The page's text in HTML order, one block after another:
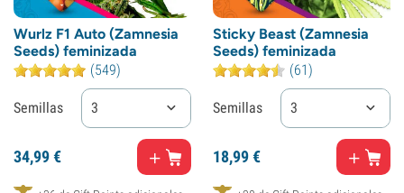
Wurlz F1 Auto (Zamnesia
Seeds) feminizada
(549)
Semillas 3
34,99€
Sticky Beast (Zamnesia
Seeds) feminizada
(61)
Semillas 3
18,99€